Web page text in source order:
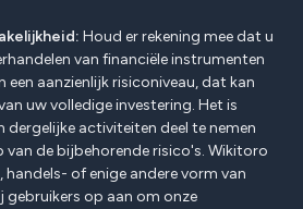
Houd er rekening mee dat u
van financiële instrumenten
aanzienlijk risiconiveau, dat kan
uw volledige investering. Het is
dergelijke activiteiten deel te nemen
van de bijbehorende risico's. Wikitoro
of enige andere vorm van
gebruikers op aan om onze